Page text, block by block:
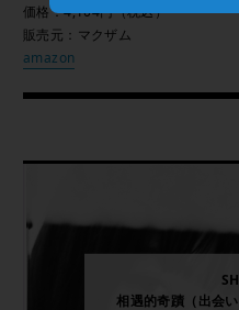
価格：4,104円（税込）
販売元：マクザム
amazon
相遇的奇蹟（出会